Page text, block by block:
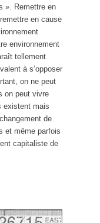
». Remettre en
en cause
environnement
tellement
à s’opposer
on ne peut
on peut vivre
existent mais
de
et même parfois
capitaliste de